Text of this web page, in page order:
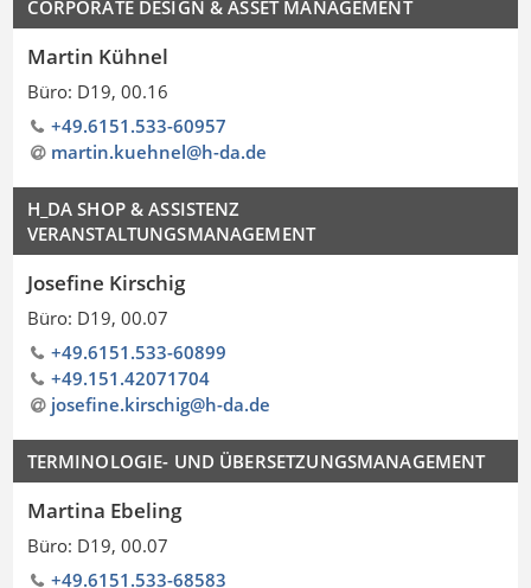
CORPORATE DESIGN & ASSET MANAGEMENT
Martin Kühnel
Büro: D19, 00.16
+49.6151.533-60957
martin.kuehnel@h-da.de
H_DA SHOP & ASSISTENZ
VERANSTALTUNGSMANAGEMENT
Josefine Kirschig
Büro: D19, 00.07
+49.6151.533-60899
+49.151.42071704
josefine.kirschig@h-da.de
TERMINOLOGIE- UND ÜBERSETZUNGSMANAGEMENT
Martina Ebeling
Büro: D19, 00.07
+49.6151.533-68583